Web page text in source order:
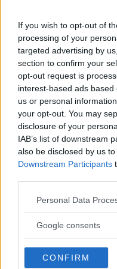
If you wish to opt-out of
processing of your
targeted advertising by
section to confirm your
opt-out request is
interest-based ads
us or personal
your opt-out. You may
disclosure of your
IAB’s list of downstream
also be disclosed by us
Downstream Participants
Please note that this
not limited to your visit or
use your data for below
consent section.
Personal Data
Google consents
CONFIRM
Continua a
DOSI PER 4
INGREDIENTI
1 cosciotto
500 g. di cipolle
500 g. di peperoni
10 g. di funghi
40 g. di burro
1 cucchiaino di
¾ di litro di brodo
4 cucchiai d’olio
sale – pepe